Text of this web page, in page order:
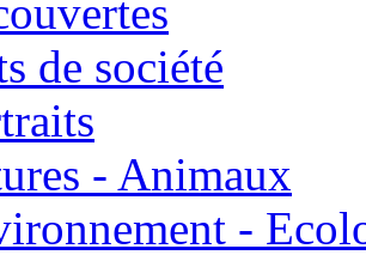
de société
- Animaux
-